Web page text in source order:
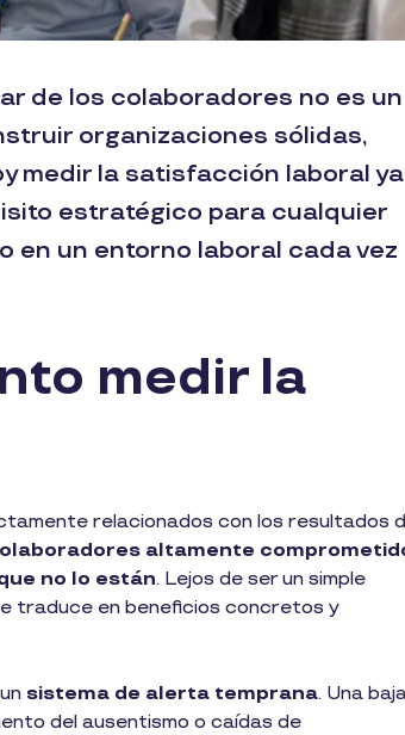
de los colaboradores no es un
organizaciones sólidas,
medir la satisfacción laboral ya
estratégico para cualquier
en un entorno laboral cada vez
medir la
relacionados con los resultados
altamente
no lo están. Lejos de ser un simple
traduce en beneficios concretos y
sistema de alerta temprana. Una
del ausentismo o caídas de